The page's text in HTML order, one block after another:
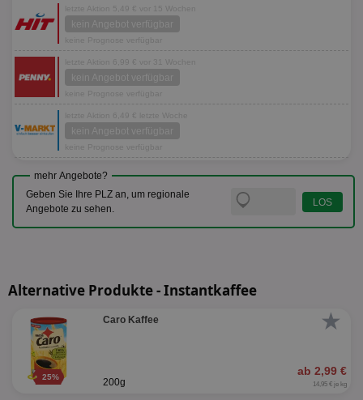
letzte Aktion 5,49 € vor 15 Wochen
kein Angebot verfügbar
keine Prognose verfügbar
letzte Aktion 6,99 € vor 31 Wochen
kein Angebot verfügbar
keine Prognose verfügbar
letzte Aktion 6,49 € letzte Woche
kein Angebot verfügbar
keine Prognose verfügbar
mehr Angebote?
Geben Sie Ihre PLZ an, um regionale
Angebote zu sehen.
Alternative Produkte - Instantkaffee
★
25%
Caro Kaffee
ab 2,99 €
200g 14,95 € je kg